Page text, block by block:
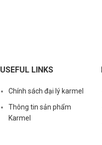
USEFUL LINKS
Chính sách đại lý karmel
Thông tin sản phẩm
Karmel